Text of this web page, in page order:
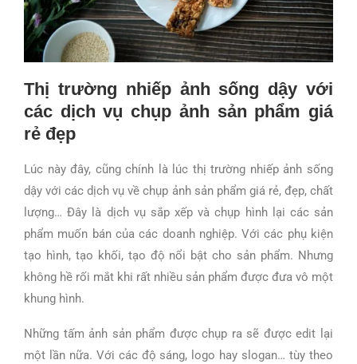
Thị trường nhiếp ảnh sống dậy với
các dịch vụ chụp ảnh sản phẩm giá
rẻ đẹp
Lúc này đây, cũng chính là lúc thị trường nhiếp ảnh sống
dậy với các dịch vụ về chụp ảnh sản phẩm giá rẻ, đẹp, chất
lượng… Đây là dịch vụ sắp xếp và chụp hình lại các sản
phẩm muốn bán của các doanh nghiệp. Với các phụ kiện
tạo hình, tạo khối, tạo độ nổi bật cho sản phẩm. Nhưng
không hề rối mắt khi rất nhiều sản phẩm được đưa vô một
khung hình.
Những tấm ảnh sản phẩm được chụp ra sẽ được edit lại
một lần nữa. Với các độ sáng, logo hay slogan… tùy theo